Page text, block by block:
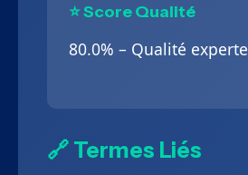
⭐ Score Qualité
80.0% – Qualité experte
🔗 Termes Liés